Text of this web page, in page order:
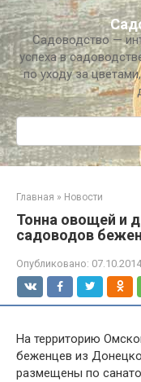
Перейти
к
контентуСадоводство —
успеха в
по уходу за
Поиск:
Главная » Новости
Тонна овощей и
садоводов
Опубликовано: 07.10.2014
На территорию
беженцев из
размещены по